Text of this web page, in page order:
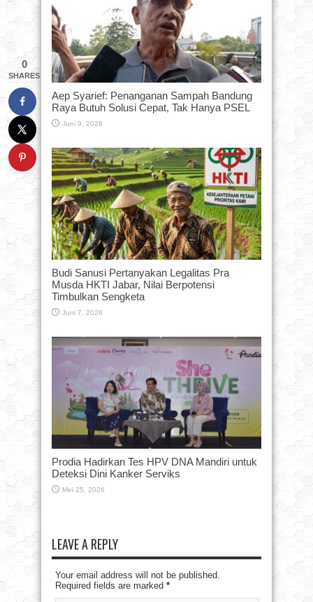
Aep Syarief: Penanganan Sampah Bandung
Raya Butuh Solusi Cepat, Tak Hanya PSEL
Juni 9, 2026
Budi Sanusi Pertanyakan Legalitas Pra
Musda HKTI Jabar, Nilai Berpotensi
Timbulkan Sengketa
Juni 7, 2026
Prodia Hadirkan Tes HPV DNA Mandiri untuk
Deteksi Dini Kanker Serviks
Mei 25, 2026
LEAVE A REPLY
Your email address will not be published.
Required fields are marked *
0
SHARES